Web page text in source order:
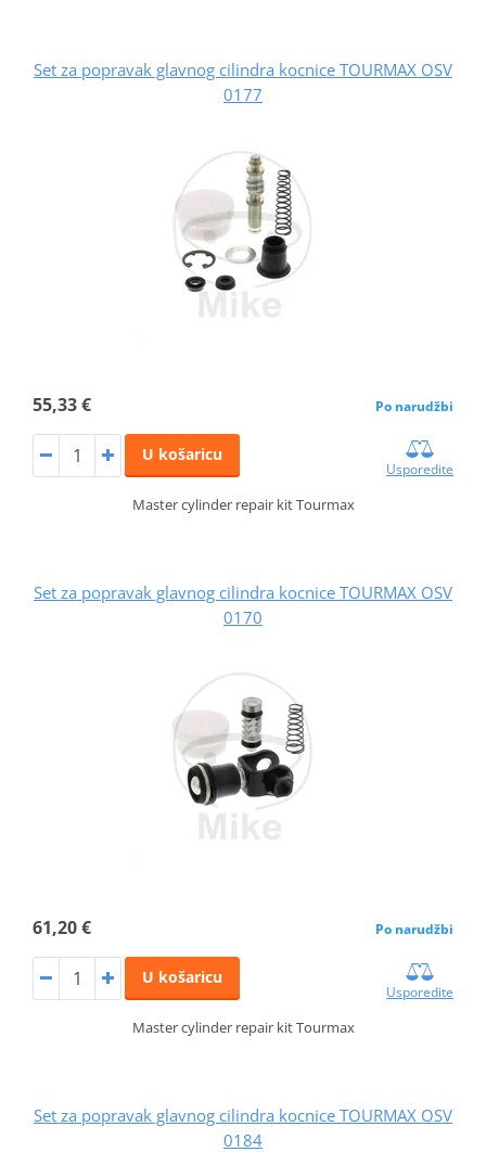
Set za popravak glavnog cilindra kocnice TOURMAX OSV
0177
55,33 € Po narudžbi
U košaricu
Usporedite
Master cylinder repair kit Tourmax
Set za popravak glavnog cilindra kocnice TOURMAX OSV
0170
61,20 € Po narudžbi
U košaricu
Usporedite
Master cylinder repair kit Tourmax
Set za popravak glavnog cilindra kocnice TOURMAX OSV
0184